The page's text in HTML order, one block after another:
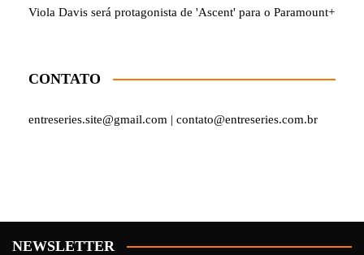
Viola Davis será protagonista de 'Ascent' para o Paramount+
CONTATO
entreseries.site@gmail.com | contato@entreseries.com.br
NEWSLETTER